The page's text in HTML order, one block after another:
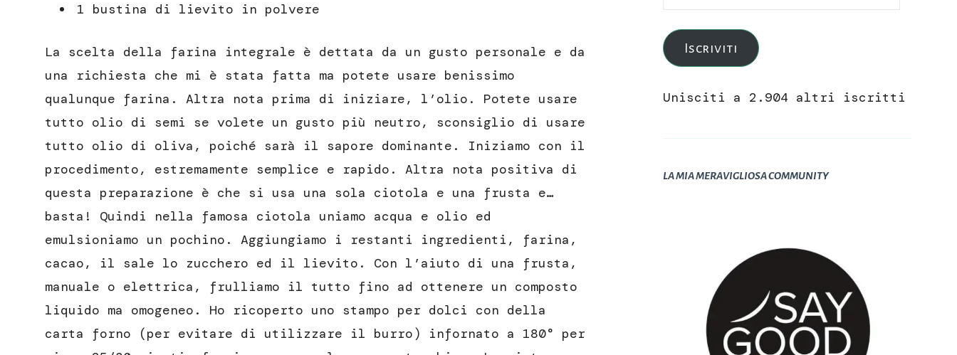
1 bustina di lievito in polvere
La scelta della farina integrale è dettata da un gusto personale e da
una richiesta che mi è stata fatta ma potete usare benissimo
qualunque farina. Altra nota prima di iniziare, l’olio. Potete usare
tutto olio di semi se volete un gusto più neutro, sconsiglio di usare
tutto olio di oliva, poiché sarà il sapore dominante. Iniziamo con il
procedimento, estremamente semplice e rapido. Altra nota positiva di
questa preparazione è che si usa una sola ciotola e una frusta e…
basta! Quindi nella famosa ciotola uniamo acqua e olio ed
emulsioniamo un pochino. Aggiungiamo i restanti ingredienti, farina,
cacao, il sale lo zucchero ed il lievito. Con l’aiuto di una frusta,
manuale o elettrica, frulliamo il tutto fino ad ottenere un composto
liquido ma omogeneo. Ho ricoperto uno stampo per dolci con della
carta forno (per evitare di utilizzare il burro) infornato a 180° per
mail
Iscriviti
Unisciti a 2.904 altri iscritti
LA MIA MERAVIGLIOSA COMMUNITY